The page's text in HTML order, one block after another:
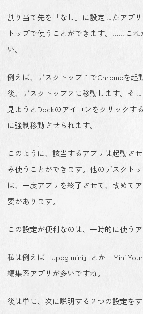
割り当て先を「なし」に設定したアプ
トップで使うことができます。……これ
い。
例えば、デスクトップ１でChromeを起
後、デスクトップ２に移動します。そ
見ようとDockのアイコンをクリックす
に強制移動させられます。
このように、該当するアプリは起動さ
み使うことができます。他のデスクト
は、一度アプリを終了させて、改めて
要があります。
この設定が便利なのは、一時的に使うア
私は例えば「Jpeg mini」とか「Mini
編集系アプリが多いですね。
後は単に、次に説明する２つの設定を